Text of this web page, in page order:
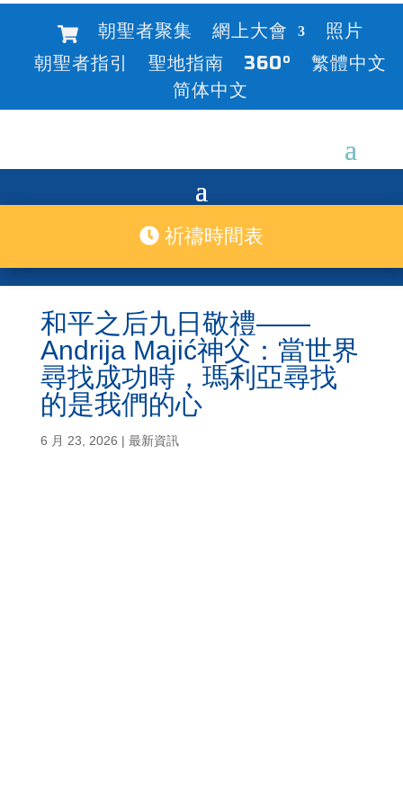
朝聖者聚集 網上大會
照片
朝聖者指引
聖地指南 360°
繁體中文
简体中文
祈禱時間表
和平之后九日敬禮——
Andrija Majić神父：當世界
尋找成功時，瑪利亞尋找
的是我們的心
6 月 23, 2026 | 最新資訊